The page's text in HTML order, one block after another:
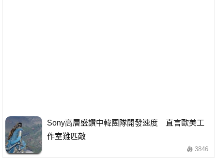
Sony高層盛讚中韓團隊開發速度 直言歐美工
作室難匹敵
3846